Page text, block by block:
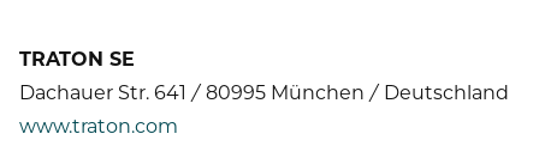
TRATON SE
Dachauer Str. 641 / 80995 München / Deutschland
www.traton.com